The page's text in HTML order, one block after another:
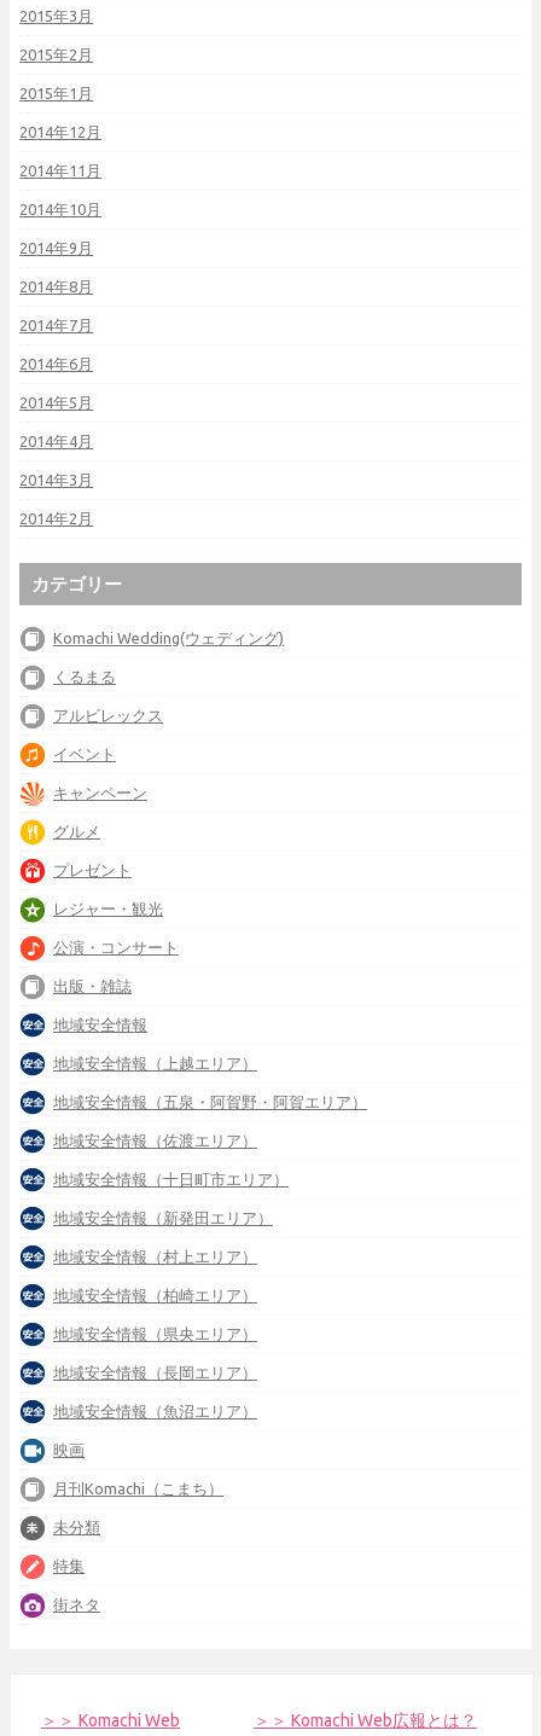
2015年3月
2015年2月
2015年1月
2014年12月
2014年11月
2014年10月
2014年9月
2014年8月
2014年7月
2014年6月
2014年5月
2014年4月
2014年3月
2014年2月
カテゴリー
Komachi Wedding(ウェディング)
くるまる
アルビレックス
イベント
キャンペーン
グルメ
プレゼント
レジャー・観光
公演・コンサート
出版・雑誌
地域安全情報
地域安全情報（上越エリア）
地域安全情報（五泉・阿賀野・阿賀エリア）
地域安全情報（佐渡エリア）
地域安全情報（十日町市エリア）
地域安全情報（新発田エリア）
地域安全情報（村上エリア）
地域安全情報（柏崎エリア）
地域安全情報（県央エリア）
地域安全情報（長岡エリア）
地域安全情報（魚沼エリア）
映画
月刊Komachi（こまち）
未分類
特集
街ネタ
＞＞ Komachi Web ＞＞ Komachi Web広報とは？